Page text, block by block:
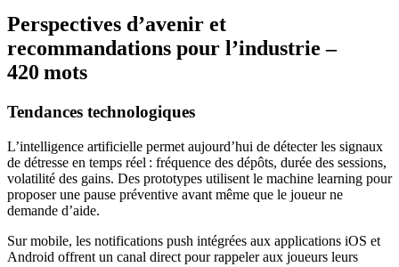
Perspectives d’avenir et
recommandations pour l’industrie –
420 mots
Tendances technologiques
L’intelligence artificielle permet aujourd’hui de détecter les signaux
de détresse en temps réel : fréquence des dépôts, durée des sessions,
volatilité des gains. Des prototypes utilisent le machine learning pour
proposer une pause préventive avant même que le joueur ne
demande d’aide.
Sur mobile, les notifications push intégrées aux applications iOS et
Android offrent un canal direct pour rappeler aux joueurs leurs